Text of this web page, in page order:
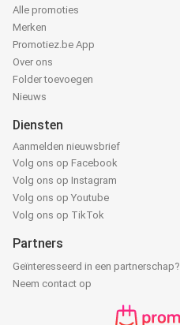
Alle promoties
Merken
Promotiez.be App
Over ons
Folder toevoegen
Nieuws
Diensten
Aanmelden nieuwsbrief
Volg ons op Facebook
Volg ons op Instagram
Volg ons op Youtube
Volg ons op TikTok
Partners
Geïnteresseerd in een partnerschap?
Neem contact op